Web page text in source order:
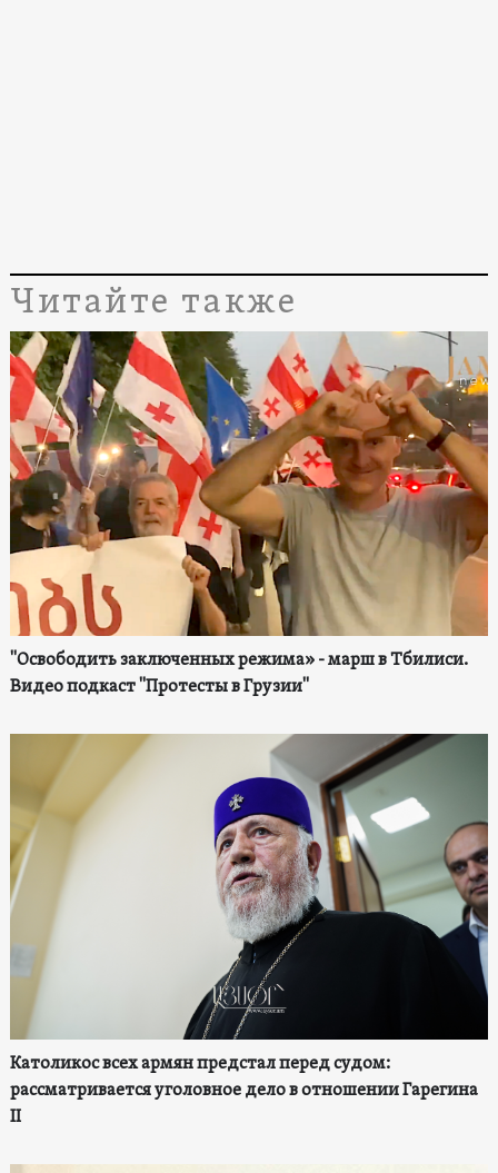
Читайте также
"Освободить заключенных режима» - марш в Тбилиси.
Видео подкаст "Протесты в Грузии"
Католикос всех армян предстал перед судом:
рассматривается уголовное дело в отношении Гарегина
II